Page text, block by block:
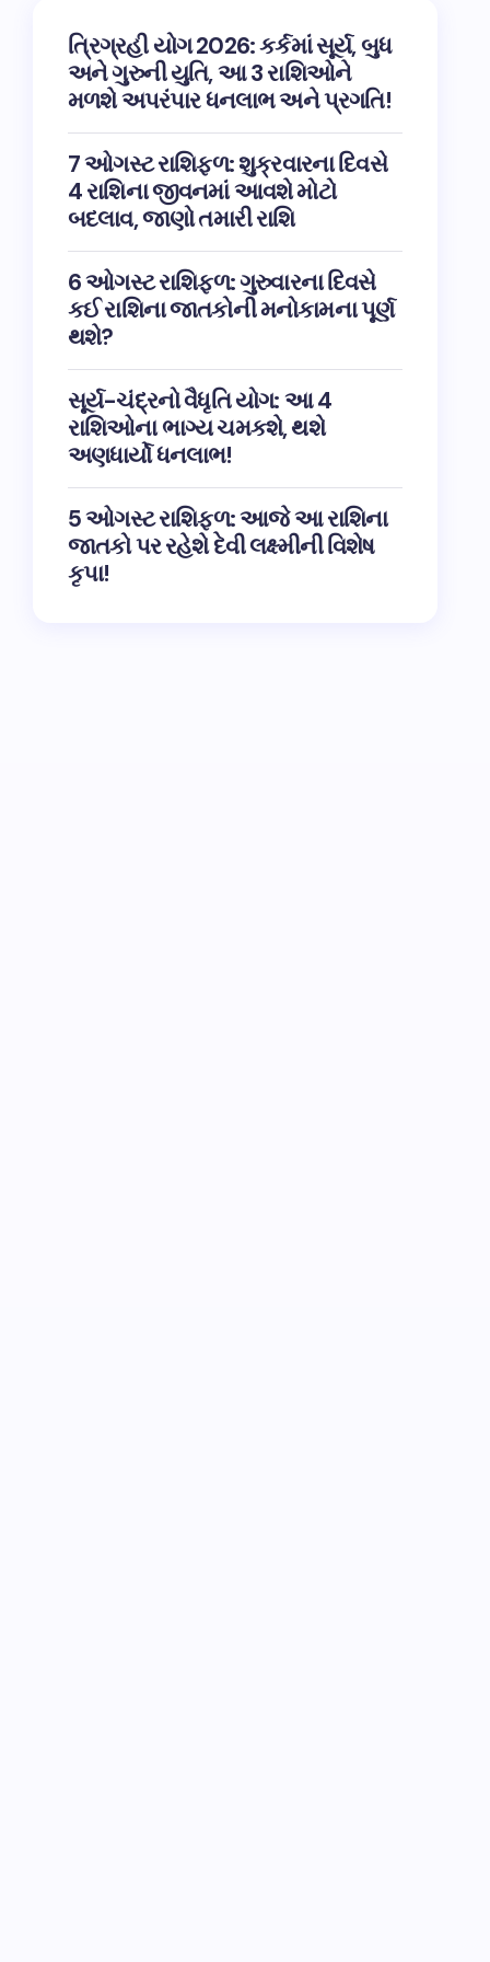
ત્રિગ્રહી યોગ 2026: કર્કમાં સૂર્ય, બુધ
અને ગુરુની યુતિ, આ 3 રાશિઓને
મળશે અપરંપાર ધનલાભ અને પ્રગતિ!
7 ઓગસ્ટ રાશિફળ: શુક્રવારના દિવસે
4 રાશિના જીવનમાં આવશે મોટો
બદલાવ, જાણો તમારી રાશિ
6 ઓગસ્ટ રાશિફળ: ગુરુવારના દિવસે
કઈ રાશિના જાતકોની મનોકામના પૂર્ણ
થશે?
સૂર્ય-ચંદ્રનો વૈધૃતિ યોગ: આ 4
રાશિઓના ભાગ્ય ચમકશે, થશે
અણધાર્યો ધનલાભ!
5 ઓગસ્ટ રાશિફળ: આજે આ રાશિના
જાતકો પર રહેશે દેવી લક્ષ્મીની વિશેષ
કૃપા!